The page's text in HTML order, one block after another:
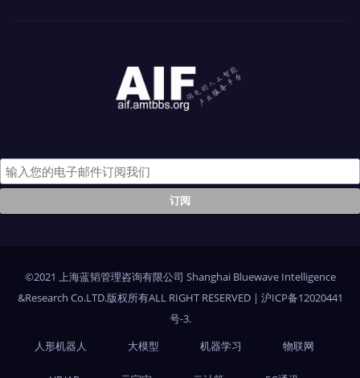
©2021 上海蓝韬管理咨询有限公司 Shanghai Bluewave Intelligence
&Research Co.LTD.版权所有ALL RIGHT RESERVED | 沪ICP备12020441
号-3.
人形机器人
大模型 机器学习 物联网